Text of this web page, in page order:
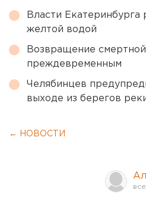
Власти Екатеринбурга
желтой водой
Возвращение
преждевременным
Челябинцев
выходе из берегов
← НОВОСТИ